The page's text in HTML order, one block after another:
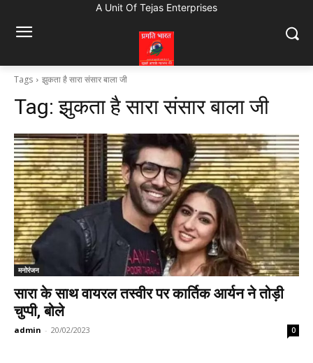
A Unit Of Tejas Enterprises
Tags झुकता है सारा संसार बाला जी
Tag:झुकता है सारा संसार बाला जी
मनोरंजन
सारा के साथ वायरल तस्वीर पर कार्तिक आर्यन ने तोड़ी
चुप्पी, बोले
admin - 20/02/2023 0